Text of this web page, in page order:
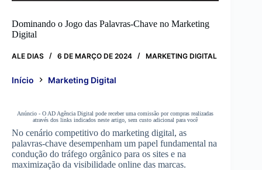
Dominando o Jogo das Palavras-Chave no Marketing
Digital
ALE DIAS 6 DE MARÇO DE 2024 MARKETING DIGITAL
Início Marketing Digital
Anúncio - O AD Agência Digital pode receber uma comissão por compras realizadas
através dos links indicados neste artigo, sem custo adicional para você
No cenário competitivo do marketing digital, as
palavras-chave desempenham um papel fundamental na
condução do tráfego orgânico para os sites e na
maximização da visibilidade online das marcas.